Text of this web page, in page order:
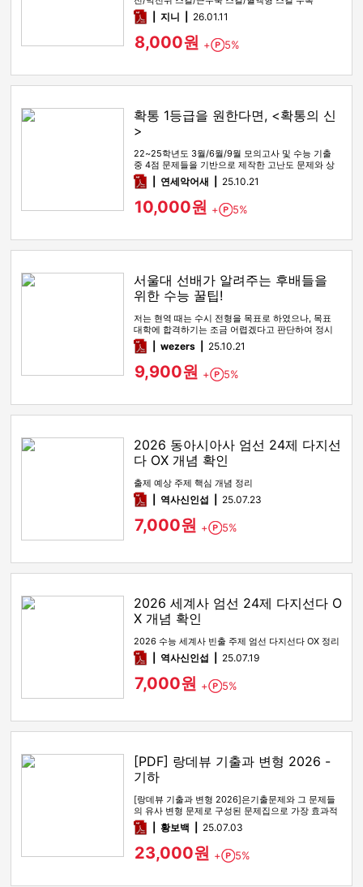
pdf지니 26.01.11
8,000원 + Point
5%
확통 1등급을 원한다면, <확통의 신
>
22~25학년도 3월/6월/9월 모의고사 및 수능 기출
중 4점 문제들을 기반으로 제작한 고난도 문제와 상
세한 해설
pdf연세악어새 25.10.21
10,000원 + Point
5%
서울대 선배가 알려주는 후배들을
위한 수능 꿀팁!
저는 현역 때는 수시 전형을 목표로 하였으나, 목표
대학에 합격하기는 조금 어렵겠다고 판단하여 정시
전형을 노리며 재수를 시…
pdfwezers 25.10.21
9,900원 + Point
5%
2026 동아시아사 엄선 24제 다지선
다 OX 개념 확인
출제 예상 주제 핵심 개념 정리
pdf역사신인섭 25.07.23
7,000원 + Point
5%
2026 세계사 엄선 24제 다지선다 O
X 개념 확인
2026 수능 세계사 빈출 주제 엄선 다지선다 OX 정리
pdf역사신인섭 25.07.19
7,000원 + Point
5%
[PDF] 랑데뷰 기출과 변형 2026 -
기하
[랑데뷰 기출과 변형 2026]은기출문제와 그 문제들
의 유사 변형 문제로 구성된 문제집으로 가장 효과적
인 기출문제 공부 방법…
pdf황보백 25.07.03
23,000원 + Point
5%